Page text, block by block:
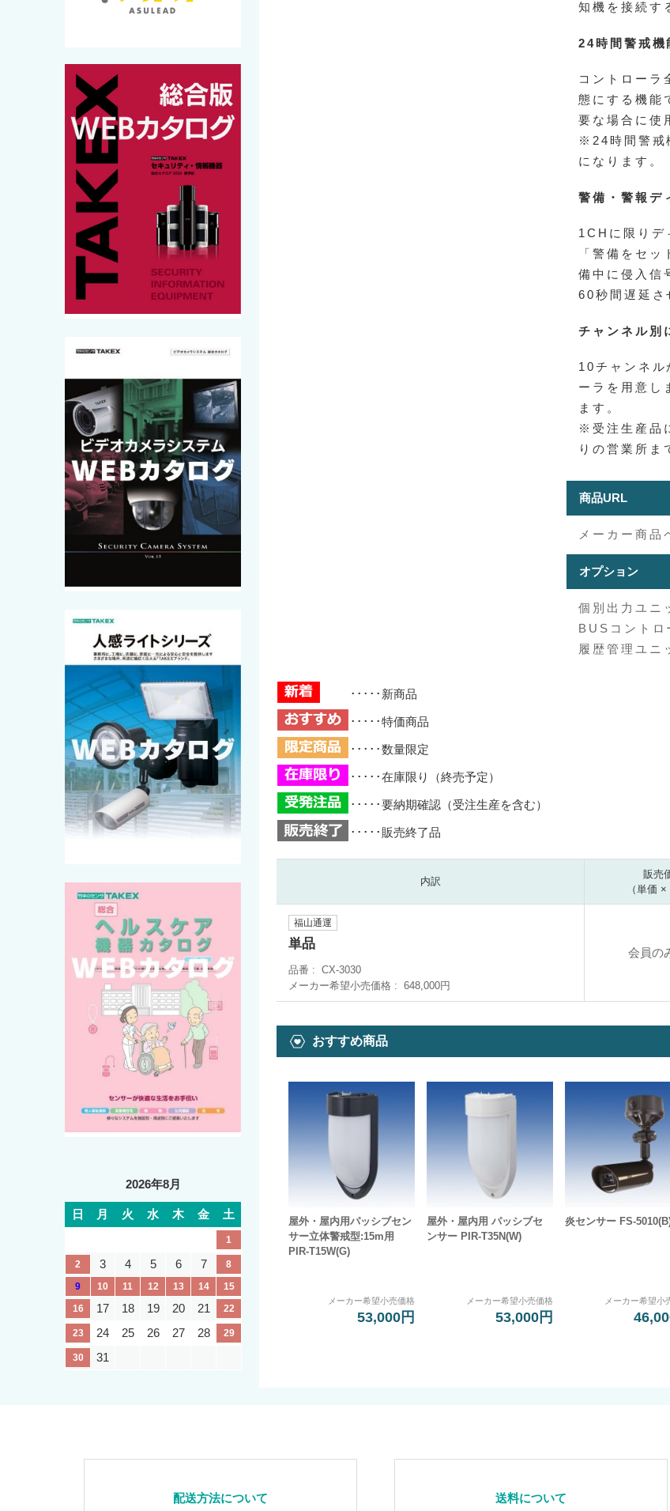
知機を接続す
24時間警戒機
コントローラ
態にする機能
要な場合に使
※24時間警戒
になります。
警備・警報デ
1CHに限りデ
「警備をセ
備中に侵入信
60秒間遅延さ
チャンネル別
10チャンネル
ーラを用意し
ます。
※受注生産品
りの営業所ま
商品URL
メーカー商品
オプション
個別出力ユ
BUSコント
履歴管理ユ
･････新商品
･････特価商品
･････数量限定
･････在庫限り（終売予定）
･････要納期確認（受注生産を含む）
･････販売終了品
内訳
販売
（単価 ×
福山通運
単品
品番
CX-3030
メーカー希望小売価格
648,000円
会員の
おすすめ商品
屋外・屋内用パッシブセン
サー立体警戒型:15m用
PIR-T15W(G)
メーカー希望小売価格
53,000円
屋外・屋内用 パッシブセ
ンサー PIR-T35N(W)
メーカー希望小売価格
53,000円
炎センサー FS-
メーカー希望小
2026年8月
日 月 火 水 木 金 土
1
2 3 4 5 6 7
8
9
10 11 12 13 14
15
16
17 18 19 20 21 22
23 24 25 26 27 28 29
30 31
配送方法について 送料について